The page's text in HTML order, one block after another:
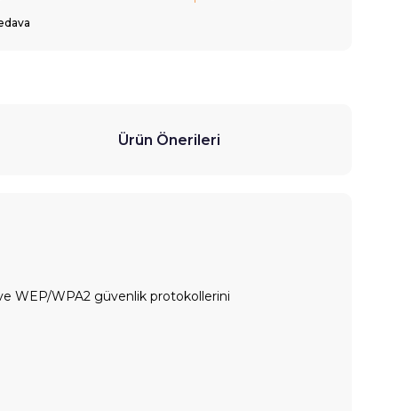
Ürün Önerileri
WEP/WPA2 güvenlik protokollerini